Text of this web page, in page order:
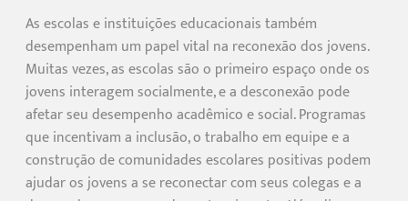
As escolas e instituições educacionais também
desempenham um papel vital na reconexão dos jovens.
Muitas vezes, as escolas são o primeiro espaço onde os
jovens interagem socialmente, e a desconexão pode
afetar seu desempenho acadêmico e social. Programas
que incentivam a inclusão, o trabalho em equipe e a
construção de comunidades escolares positivas podem
ajudar os jovens a se reconectar com seus colegas e a